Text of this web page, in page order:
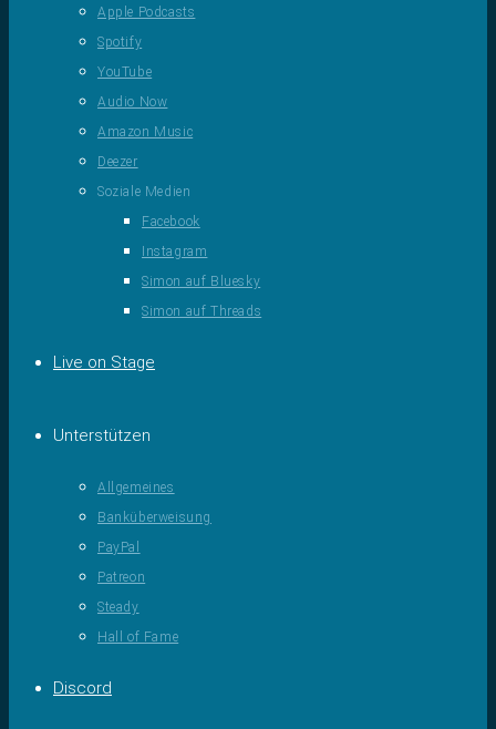
Apple Podcasts
Spotify
YouTube
Audio Now
Amazon Music
Deezer
Soziale Medien
Facebook
Instagram
Simon auf Bluesky
Simon auf Threads
Live on Stage
Unterstützen
Allgemeines
Banküberweisung
PayPal
Patreon
Steady
Hall of Fame
Discord